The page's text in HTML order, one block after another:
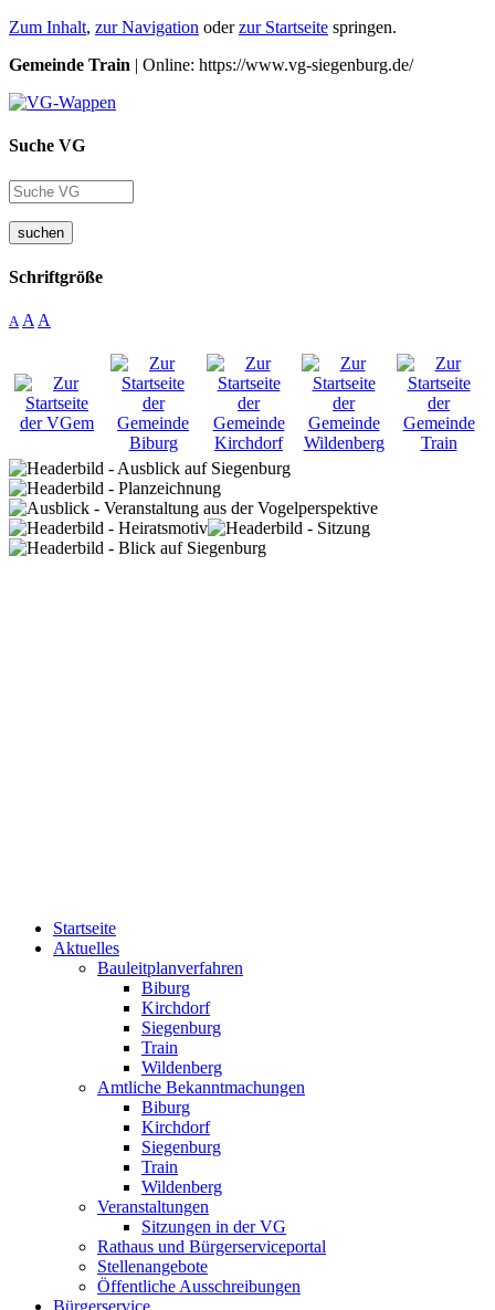
Zum Inhalt, zur Navigation oderzur Startseite springen.
Gemeinde Train | Online: https://www.vg-siegenburg.de/
Suche VG
suchen
Schriftgröße
A A A
Startseite
Aktuelles
Bauleitplanverfahren
Biburg
Kirchdorf
Siegenburg
Train
Wildenberg
Amtliche Bekanntmachungen
Biburg
Kirchdorf
Siegenburg
Train
Wildenberg
Veranstaltungen
Sitzungen in der VG
Rathaus und Bürgerserviceportal
Stellenangebote
Öffentliche Ausschreibungen
Bürgerservice